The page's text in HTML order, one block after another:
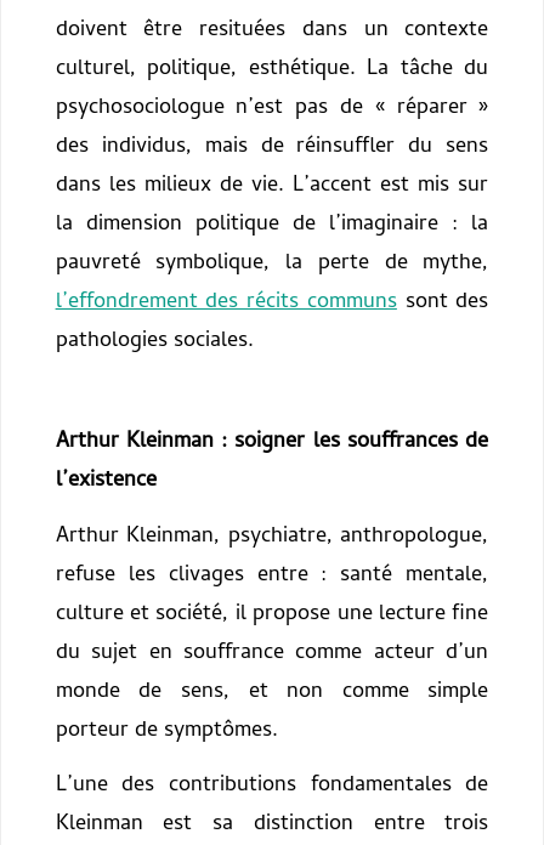
doivent être resituées dans un contexte
culturel, politique, esthétique. La tâche du
psychosociologue n’est pas de « réparer »
des individus, mais de réinsuffler du sens
dans les milieux de vie. L’accent est mis sur
la dimension politique de l’imaginaire : la
pauvreté symbolique, la perte de mythe,
l’effondrement des récits communssont des
pathologies sociales.
Arthur Kleinman : soigner les souffrances de
l’existence
Arthur Kleinman, psychiatre, anthropologue,
refuse les clivages entre : santé mentale,
culture et société, il propose une lecture fine
du sujet en souffrance comme acteur d’un
monde de sens, et non comme simple
porteur de symptômes.
L’une des contributions fondamentales de
Kleinman est sa distinction entre trois